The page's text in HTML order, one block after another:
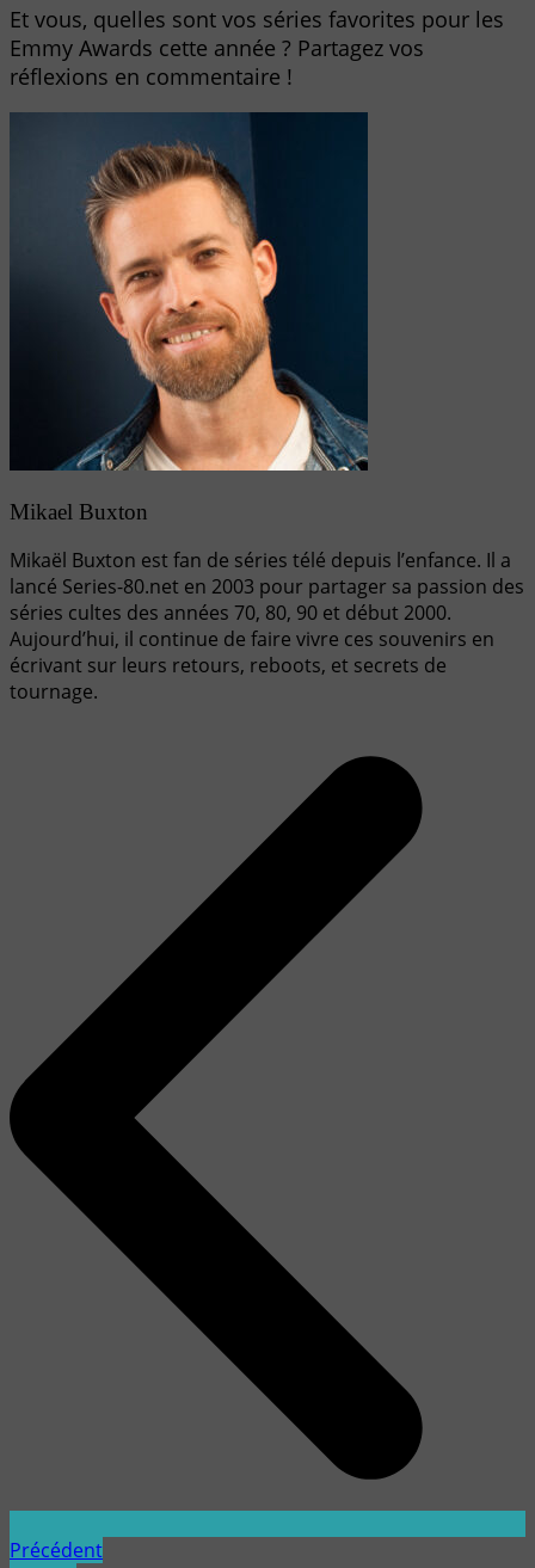
Et vous, quelles sont vos séries favorites pour les
Emmy Awards cette année ? Partagez vos
réflexions en commentaire !
Mikael Buxton
Mikaël Buxton est fan de séries télé depuis l’enfance. Il a
lancé Series-80.net en 2003 pour partager sa passion des
séries cultes des années 70, 80, 90 et début 2000.
Aujourd’hui, il continue de faire vivre ces souvenirs en
écrivant sur leurs retours, reboots, et secrets de
tournage.
Précédent